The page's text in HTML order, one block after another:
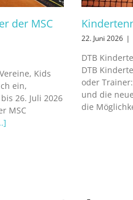
der MSC
Kids
ein,
26. Juli 2026
MSC
22. Juni 2026 |
DTB
DTB
oder
und die
die